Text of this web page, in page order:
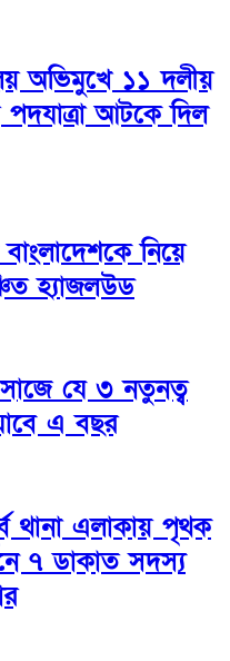
অভিমুখে ১১ দলীয়
আটকে দিল
নিয়ে
হ্যাজলউড
যে ৩ নতুনত্ব
এ বছর
থানা এলাকায় পৃথক
৭ ডাকাত সদস্য